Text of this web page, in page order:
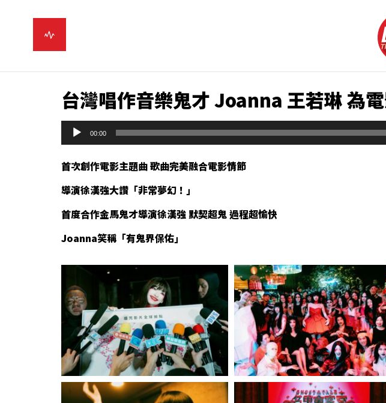
台灣唱作音樂鬼才 Joanna 王若琳 為
訊
播
放
00:00
首次創作電影主題曲 歌曲完美融合電影情節
導演徐漢強大讚「非常夢幻！」
首度合作金馬鬼才導演徐漢強 默契超鬼 過程超愉快
Joanna笑稱「有鬼界保佑」